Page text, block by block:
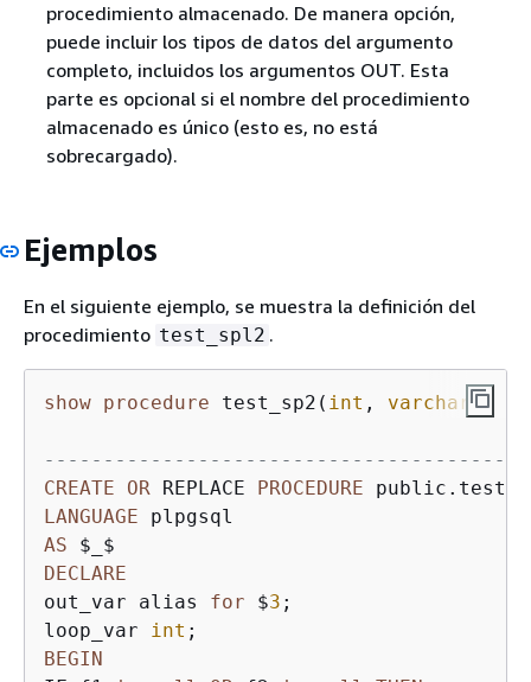
procedimiento almacenado. De manera opción,
puede incluir los tipos de datos del argumento
completo, incluidos los argumentos OUT. Esta
parte es opcional si el nombre del procedimiento
almacenado es único (esto es, no está
sobrecargado).
Ejemplos
En el siguiente ejemplo, se muestra la definición del
procedimiento test_spl2 .
show procedure test_sp2( int , varchar );
CREATE
OR REPLACE PROCEDURE
LANGUAGE
AS
DECLARE
out_var alias for $3 ;
loop_var
int
BEGIN